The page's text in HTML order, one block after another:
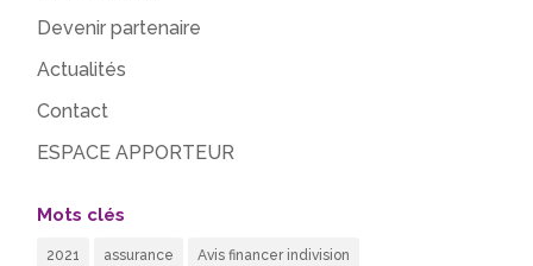
Devenir partenaire
Actualités
Contact
ESPACE APPORTEUR
Mots clés
2021 assurance Avis financer indivision